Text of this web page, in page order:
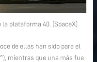
la plataforma 40. [SpaceX]
de ellas han sido para el
mientras que una más fue